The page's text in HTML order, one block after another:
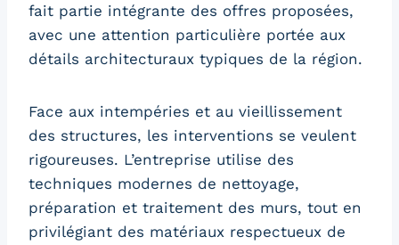
fait partie intégrante des offres proposées,
avec une attention particulière portée aux
détails architecturaux typiques de la région.
Face aux intempéries et au vieillissement
des structures, les interventions se veulent
rigoureuses. L’entreprise utilise des
techniques modernes de nettoyage,
préparation et traitement des murs, tout en
privilégiant des matériaux respectueux de